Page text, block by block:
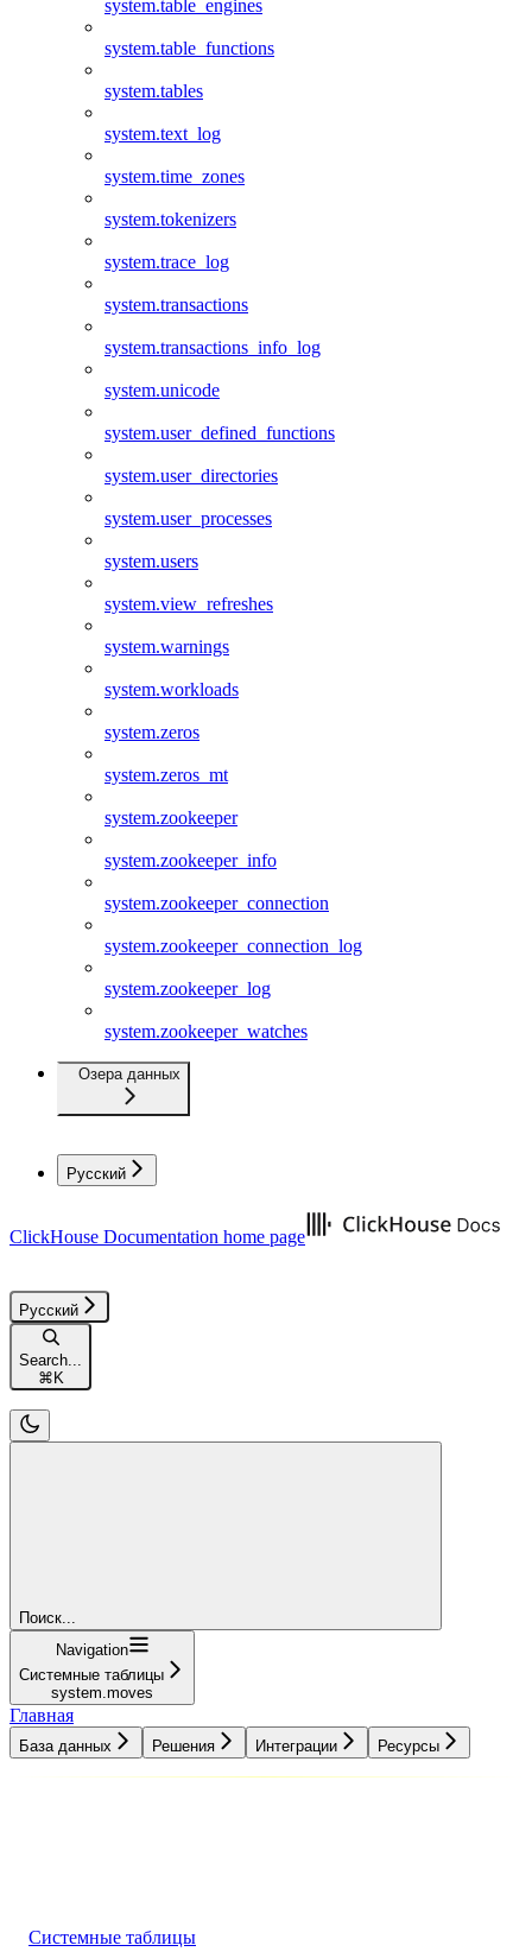
system.table_engines
system.table_functions
system.tables
system.text_log
system.time_zones
system.tokenizers
system.trace_log
system.transactions
system.transactions_info_log
system.unicode
system.user_defined_functions
system.user_directories
system.user_processes
system.users
system.view_refreshes
system.warnings
system.workloads
system.zeros
system.zeros_mt
system.zookeeper
system.zookeeper_info
system.zookeeper_connection
system.zookeeper_connection_log
system.zookeeper_log
system.zookeeper_watches
Озера данных
Русский
ClickHouse Documentation home page
Русский
Search...
⌘K
Поиск...
Navigation
Системные таблицы
system.moves
Главная
База данных Решения Интеграции Ресурсы
Системные таблицы